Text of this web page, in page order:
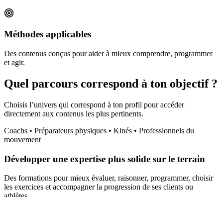
Méthodes applicables
Des contenus conçus pour aider à mieux comprendre, programmer
et agir.
Quel parcours correspond à ton objectif ?
Choisis l’univers qui correspond à ton profil pour accéder
directement aux contenus les plus pertinents.
Coachs • Préparateurs physiques • Kinés • Professionnels du
mouvement
Développer une expertise plus solide sur le terrain
Des formations pour mieux évaluer, raisonner, programmer, choisir
les exercices et accompagner la progression de ses clients ou